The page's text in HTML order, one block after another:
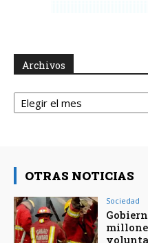
Archivos
Archivos
OTRAS NOTICIAS
Sociedad